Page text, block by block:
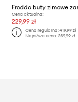
Cena aktualna:
229,99 zł
Cena regularna:419,99 zł
Najniższa cena:239,99 zł